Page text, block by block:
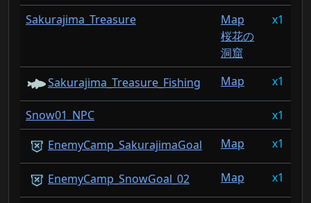
Sakurajima_Treasure
Map
桜花の
洞窟
1
Sakurajima_Treasure_Fishing Map 1
Snow01_NPC 1
EnemyCamp_SakurajimaGoal
Map 1
EnemyCamp_SnowGoal_02 Map 1